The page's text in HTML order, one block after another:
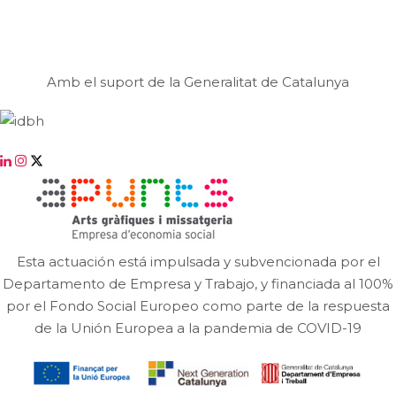
Amb el suport de la Generalitat de Catalunya
Esta actuación está impulsada y subvencionada por el
Departamento de Empresa y Trabajo, y financiada al 100%
por el Fondo Social Europeo como parte de la respuesta
de la Unión Europea a la pandemia de COVID-19